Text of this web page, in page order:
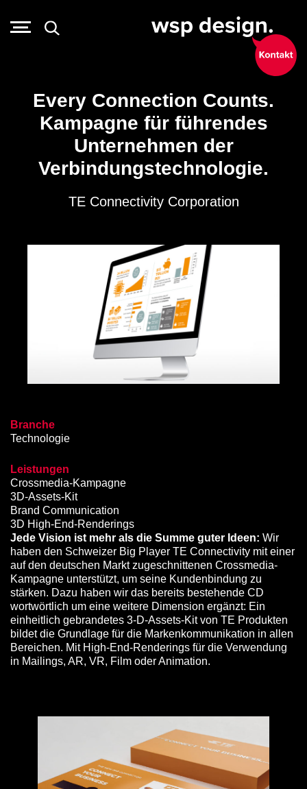
Every Connection Counts.
Kampagne für führendes
Unternehmen der
Verbindungstechnologie.
TE Connectivity Corporation
Branche
Technologie
Leistungen
Crossmedia-Kampagne
3D-Assets-Kit
Brand Communication
3D High-End-Renderings
Jede Vision ist mehr als die Summe guter Ideen: Wir
haben den Schweizer Big Player TE Connectivity mit einer
auf den deutschen Markt zugeschnittenen Crossmedia-
Kampagne unterstützt, um seine Kundenbindung zu
stärken. Dazu haben wir das bereits bestehende CD
wortwörtlich um eine weitere Dimension ergänzt: Ein
einheitlich gebrandetes 3-D-Assets-Kit von TE Produkten
bildet die Grundlage für die Markenkommunikation in allen
Bereichen. Mit High-End-Renderings für die Verwendung
in Mailings, AR, VR, Film oder Animation.